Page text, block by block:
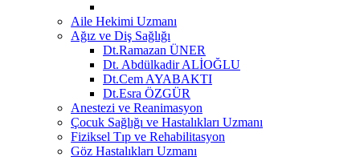
Aile Hekimi Uzmanı
Ağız ve Diş Sağlığı
Dt.Ramazan ÜNER
Dt. Abdülkadir ALİOĞLU
Dt.Cem AYABAKTI
Dt.Esra ÖZGÜR
Anestezi ve Reanimasyon
Çocuk Sağlığı ve Hastalıkları Uzmanı
Fiziksel Tıp ve Rehabilitasyon
Göz Hastalıkları Uzmanı